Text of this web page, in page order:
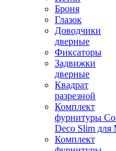
Броня
Глазок
Доводчики
дверные
Фиксаторы
Задвижки
дверные
Квадрат
разрезной
Комплект
фурнитуры
Deco Slim
Комплект